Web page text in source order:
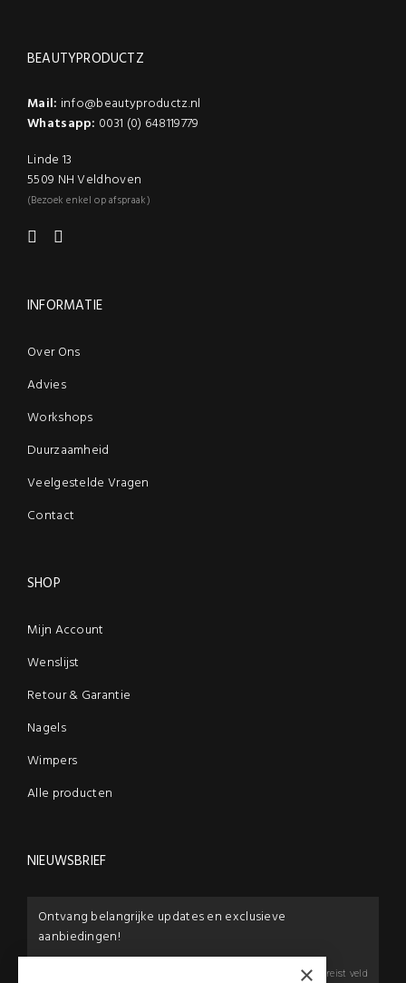
BEAUTYPRODUCTZ
Mail: info@beautyproductz.nl
Whatsapp: 0031 (0) 648119779
Linde 13
5509 NH Veldhoven
(Bezoek enkel op afspraak)
INFORMATIE
Over Ons
Advies
Workshops
Duurzaamheid
Veelgestelde Vragen
Contact
SHOP
Mijn Account
Wenslijst
Retour & Garantie
Nagels
Wimpers
Alle producten
NIEUWSBRIEF
Ontvang belangrijke updates en exclusieve
aanbiedingen!
*Vereist veld
×